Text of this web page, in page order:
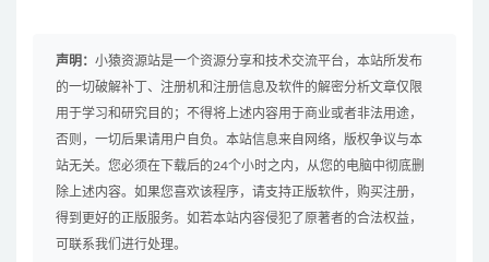
声明： 小猿资源站是一个资源分享和技术交流平台，本站所发布
的一切破解补丁、注册机和注册信息及软件的解密分析文章仅限
用于学习和研究目的；不得将上述内容用于商业或者非法用途，
否则，一切后果请用户自负。本站信息来自网络，版权争议与本
站无关。您必须在下载后的24个小时之内，从您的电脑中彻底删
除上述内容。如果您喜欢该程序，请支持正版软件，购买注册，
得到更好的正版服务。如若本站内容侵犯了原著者的合法权益，
可联系我们进行处理。